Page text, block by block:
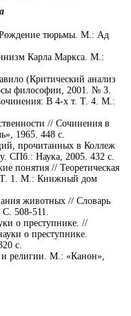
Рождение тюрьмы. М.: Ад
Карла Маркса. М.:
(Критический анализ
философии, 2001. № 3.
В 4-х т. Т. 4. М.:
// Сочинения в
1965. 448 с.
прочитанных в Коллеж
СПб.: Наука, 2005. 432 с.
понятия // Теоретическая
Т. 1. М.: Книжный дом
животных // Словарь
508-511.
о преступнике. //
о преступнике.
с.
религии. М.: «Канон»,